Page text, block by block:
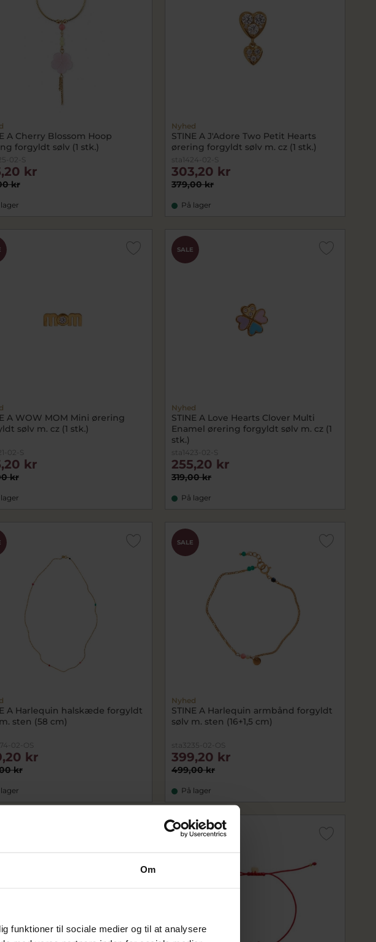
Om
funktioner til sociale medier og til at analysere
A Cherry Blossom Hoop
forgyldt sølv (1 stk.)
02-S
kr
kr
Nyhed
STINE A J'Adore Two Petit Hearts
ørering forgyldt sølv m. cz (1 stk.)
sta1424-02-S
379,00 kr
303,20 kr
På lager
A WOW MOM Mini ørering
sølv m. cz (1 stk.)
02-S
kr
kr
SALE
Nyhed
STINE A Love Hearts Clover Multi
Enamel ørering forgyldt sølv m. cz (1
stk.)
sta1423-02-S
319,00 kr
255,20 kr
På lager
A Harlequin halskæde forgyldt
sten (58 cm)
02-OS
kr
kr
SALE
Nyhed
STINE A Harlequin armbånd forgyldt
sølv m. sten (16+1,5 cm)
sta3235-02-OS
499,00 kr
399,20 kr
På lager
SALE